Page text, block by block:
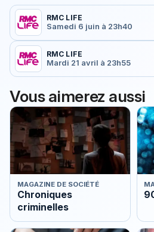
RMC LIFE
Samedi 6 juin à 23h40
RMC LIFE
Mardi 21 avril à 23h55
Vous aimerez aussi
MAGAZINE DE SOCIÉTÉ
Chroniques
criminelles